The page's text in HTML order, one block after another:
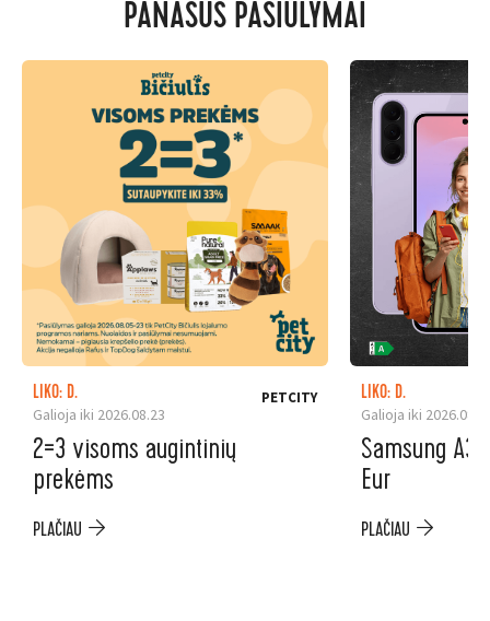
PANAŠŪS PASIŪLYMAI
LIKO: D.
Galioja iki 2026.08.23
PETCITY
2=3 visoms augintinių
prekėms
PLAČIAU
LIKO: D.
Galioja iki
Samsung
Eur
PLAČIAU